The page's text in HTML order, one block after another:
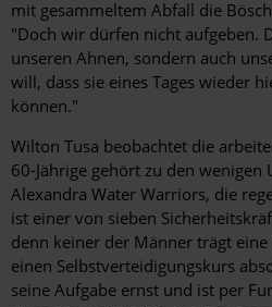
mit gesammeltem Abfall die
"Doch wir dürfen nicht aufgeben.
unseren Ahnen, sondern auch
will, dass sie eines Tages wieder
können."
Wilton Tusa beobachtet die
60-Jährige gehört zu den
Alexandra Water Warriors, die
ist einer von sieben
denn keiner der Männer trägt
einen Selbstverteidigungskurs
seine Aufgabe ernst und ist per